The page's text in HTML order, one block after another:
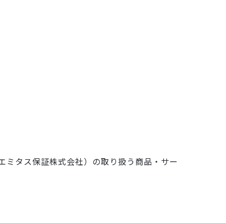
ミタス保証株式会社）の取り扱う商品・サー